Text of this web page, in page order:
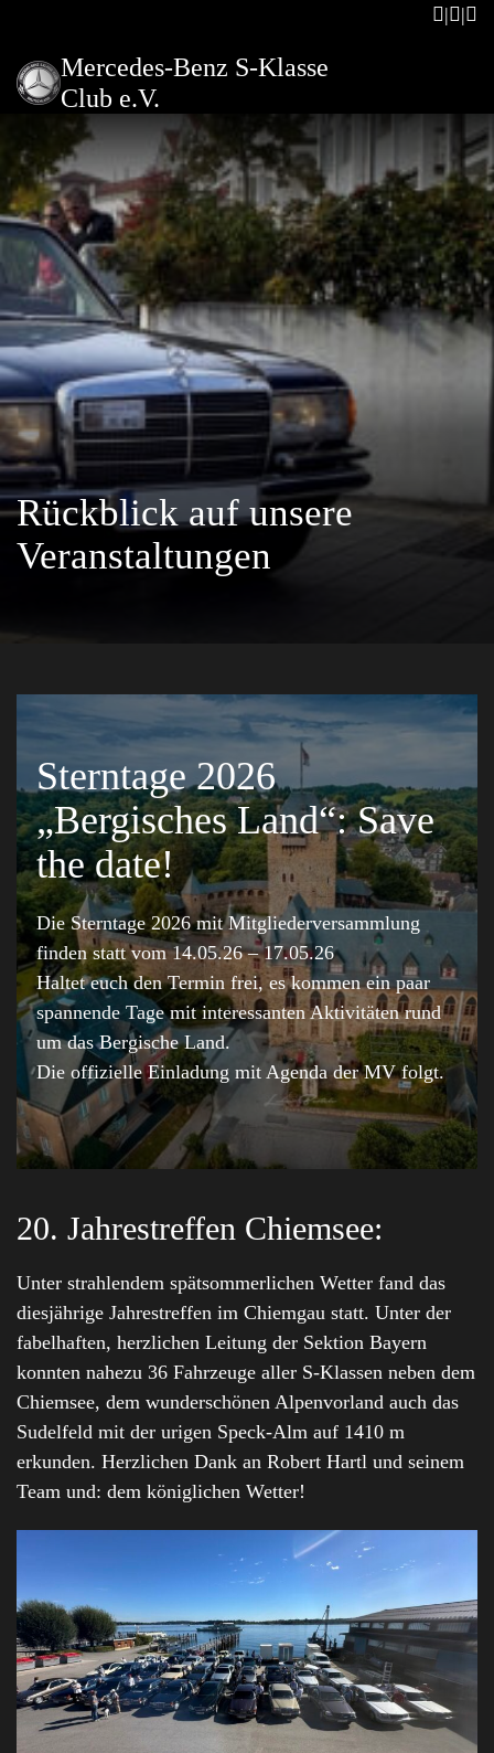
Mercedes-Benz S-Klasse
Club e.V.
Rückblick auf unsere
Veranstaltungen
Sterntage 2026
„Bergisches Land“: Save
the date!
Die Sterntage 2026 mit Mitgliederversammlung
finden statt vom 14.05.26 – 17.05.26
Haltet euch den Termin frei, es kommen ein paar
spannende Tage mit interessanten Aktivitäten rund
um das Bergische Land.
Die offizielle Einladung mit Agenda der MV folgt.
20. Jahrestreffen Chiemsee:
Unter strahlendem spätsommerlichen Wetter fand das
diesjährige Jahrestreffen im Chiemgau statt. Unter der
fabelhaften, herzlichen Leitung der Sektion Bayern
konnten nahezu 36 Fahrzeuge aller S-Klassen neben dem
Chiemsee, dem wunderschönen Alpenvorland auch das
Sudelfeld mit der urigen Speck-Alm auf 1410 m
erkunden. Herzlichen Dank an Robert Hartl und seinem
Team und: dem königlichen Wetter!